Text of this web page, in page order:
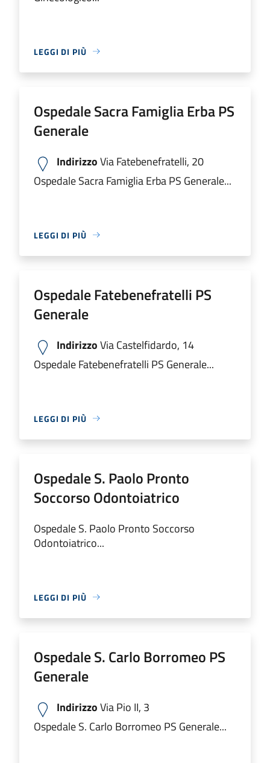
LEGGI DI PIÙ
Ospedale Sacra Famiglia Erba PS
Generale
IndirizzoVia Fatebenefratelli, 20
Ospedale Sacra Famiglia Erba PS Generale...
LEGGI DI PIÙ
Ospedale Fatebenefratelli PS
Generale
IndirizzoVia Castelfidardo, 14
Ospedale Fatebenefratelli PS Generale...
LEGGI DI PIÙ
Ospedale S. Paolo Pronto
Soccorso Odontoiatrico
Ospedale S. Paolo Pronto Soccorso
Odontoiatrico...
LEGGI DI PIÙ
Ospedale S. Carlo Borromeo PS
Generale
IndirizzoVia Pio II, 3
Ospedale S. Carlo Borromeo PS Generale...